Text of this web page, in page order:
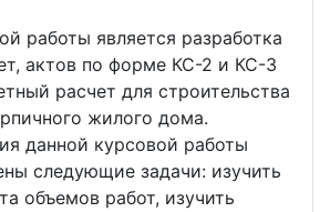
работы является разработка
актов по форме КС-2 и КС-3
расчет для строительства
жилого дома.
данной курсовой работы
следующие задачи: изучить
объемов работ, изучить